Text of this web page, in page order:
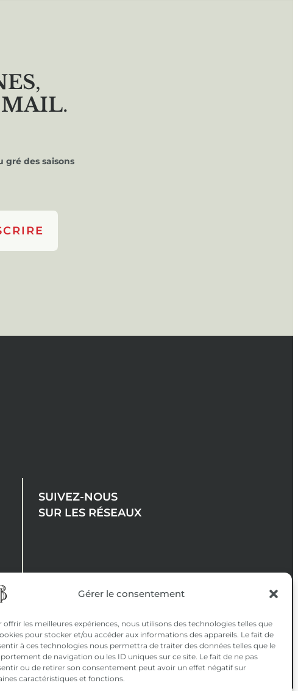
Gérer le consentement
offrir les meilleures expériences, nous utilisons des technologies telles que
pour stocker et/ou accéder aux informations des appareils. Le fait de
à ces technologies nous permettra de traiter des données telles que le
de navigation ou les ID uniques sur ce site. Le fait de ne pas
ou de retirer son consentement peut avoir un effet négatif sur
caractéristiques et fonctions.
,
MAIL.
gré des saisons
SUIVEZ-NOUS
SUR LES RÉSEAUX